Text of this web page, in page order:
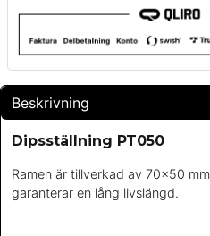
Beskrivning
Dipsställning PT050
Ramen är tillverkad av 70x50
garanterar en lång livslängd.